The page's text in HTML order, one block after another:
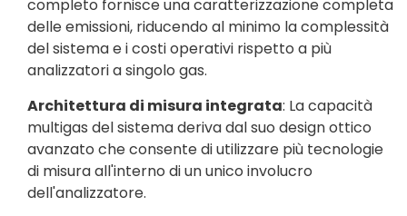
completo fornisce una caratterizzazione completa
delle emissioni, riducendo al minimo la complessità
del sistema e i costi operativi rispetto a più
analizzatori a singolo gas.
Architettura di misura integrata: La capacità
multigas del sistema deriva dal suo design ottico
avanzato che consente di utilizzare più tecnologie
di misura all'interno di un unico involucro
dell'analizzatore.